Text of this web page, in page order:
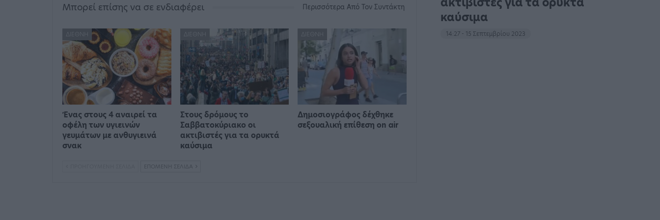
Μπορεί επίσης να σε ενδιαφέρει Περισσότερα Από Τον Συντάκτη
ΔΙΕΘΝΉ
Ένας στους 4 αναιρεί τα
οφέλη των υγιεινών
γευμάτων με ανθυγιεινά
σνακ
ΔΙΕΘΝΉ
Στους δρόμους το
Σαββατοκύριακο οι
ακτιβιστές για τα ορυκτά
καύσιμα
ΔΙΕΘΝΉ
Δημοσιογράφος δέχθηκε
σεξουαλική επίθεση on air
ΕΠΌΜΕΝΗ ΣΕΛΊΔΑ
καύσιμα
14:27 - 15 Σεπτεμβρίου 2023